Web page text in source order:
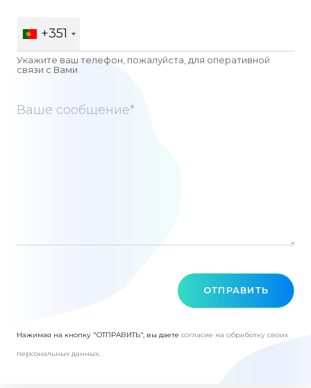
+351
Укажите ваш телефон, пожалуйста, для оперативной
связи c Вами
ОТПРАВИТЬ
Нажимая на кнопку "ОТПРАВИТЬ", вы даете согласие на обработку своих
персональных данных.